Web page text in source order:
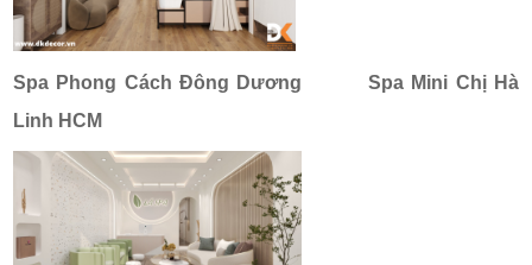
Spa Phong Cách Đông Dương
Spa Mini Chị Hà
Linh HCM